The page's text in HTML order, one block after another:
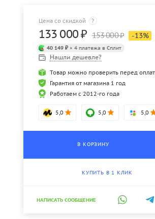
Цена со скидкой ?
133 000₽ 153 000₽ -13%
40 149 ₽ × 4 платежа в Сплит
Нашли дешевле?
Товар можно проверить перед
Гарантия от магазина 1 год
Работаем с 2012-го года
5,0 5,0 5,0
В КОРЗИНУ
КУПИТЬ В 1 КЛИК
НАПИСАТЬ СООБЩЕНИЕ